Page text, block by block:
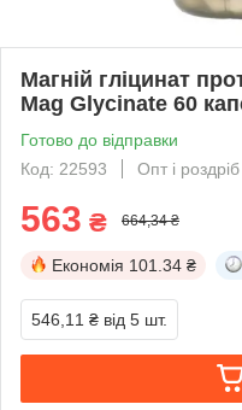
Магній гліцинат
Mag Glycinate 60
Готово до відправки
Код: 22593
Опт і роздріб
563 ₴ 664,34 ₴
Економія 101.34 ₴
546,11 ₴ від 5 шт.